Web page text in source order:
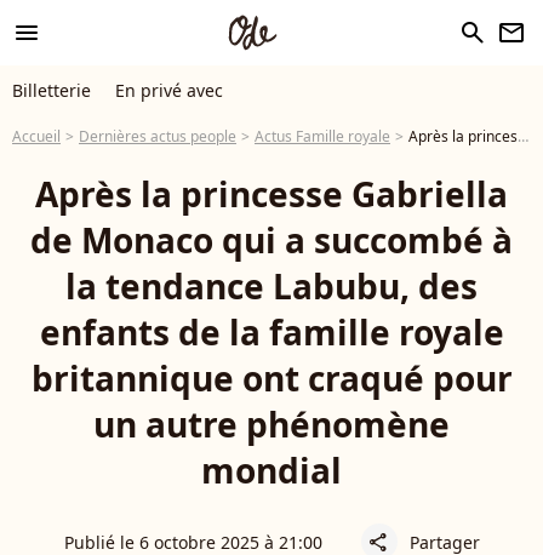
menu search newsletter
Billetterie En privé avec
Accueil Dernières actus people Actus Famille royale Après la princesse Gabriella de Monaco qui a succombé à la tendance Labubu, des enfants de la famille royale britannique ont craqué pour un autre phénomène mondial
Après la princesse Gabriella
de Monaco qui a succombé à
la tendance Labubu, des
enfants de la famille royale
britannique ont craqué pour
un autre phénomène
mondial
Publié le 6 octobre 2025 à 21:00 share Partager